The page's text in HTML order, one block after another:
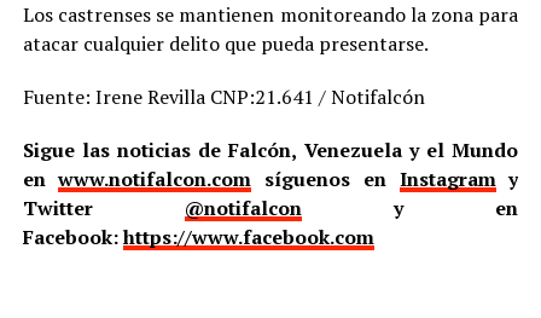
Los castrenses se mantienen monitoreando la zona para
atacar cualquier delito que pueda presentarse.
Fuente: Irene Revilla CNP:21.641 / Notifalcón
Sigue las noticias de Falcón, Venezuela y el Mundo
enwww.notifalcon.com síguenos en Instagramy
Twitter @notifalcony en
Facebook:https://www.facebook.com